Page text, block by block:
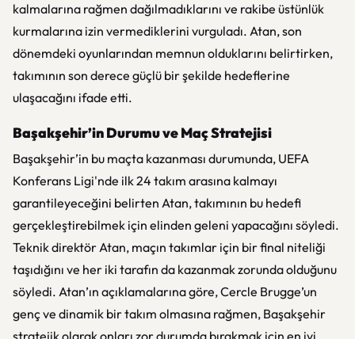
kalmalarına rağmen dağılmadıklarını ve rakibe üstünlük
kurmalarına izin vermediklerini vurguladı. Atan, son
dönemdeki oyunlarından memnun olduklarını belirtirken,
takımının son derece güçlü bir şekilde hedeflerine
ulaşacağını ifade etti.
Başakşehir’in Durumu ve Maç Stratejisi
Başakşehir’in bu maçta kazanması durumunda, UEFA
Konferans Ligi'nde ilk 24 takım arasına kalmayı
garantileyeceğini belirten Atan, takımının bu hedefi
gerçekleştirebilmek için elinden geleni yapacağını söyledi.
Teknik direktör Atan, maçın takımlar için bir final niteliği
taşıdığını ve her iki tarafın da kazanmak zorunda olduğunu
söyledi. Atan’ın açıklamalarına göre, Cercle Brugge’un
genç ve dinamik bir takım olmasına rağmen, Başakşehir
stratejik olarak onları zor durumda bırakmak için en iyi